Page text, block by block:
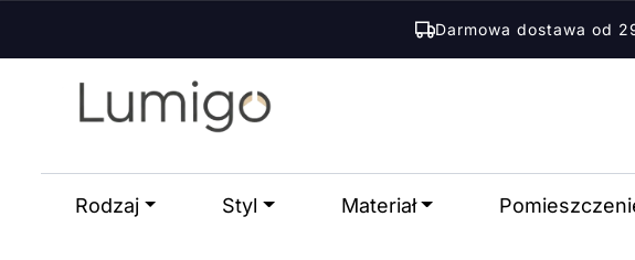
Darmowa dostawa od
Przejdź
nawigacji
Przejdź
treści
Rodzaj Styl Materiał